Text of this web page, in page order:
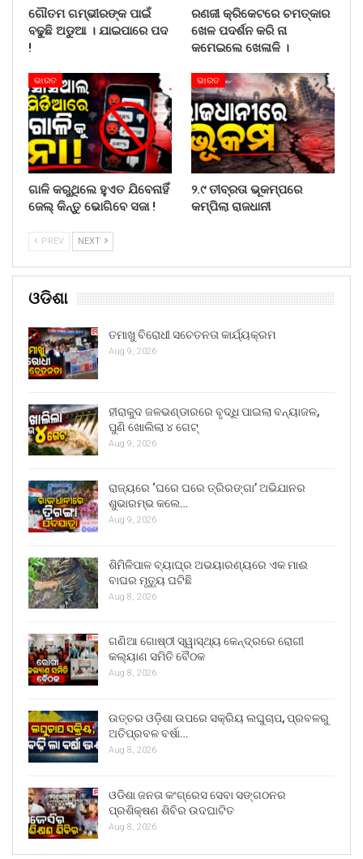
ଗୌତମ ଗମ୍ଭୀରଙ୍କ ପାଇଁ
ବଢୁଛି ଅଡୁଆ । ଯାଇପାରେ ପଦ
!
ରଣଜୀ କ୍ରିକେଟରେ ଚମତ୍କାର
ଖେଳ ପଦର୍ଶନ କରି ନା
କମେଇଲେ ଖେଳାଳି ।
ଭାରତ
ଗାଳି କରୁଥିଲେ ହୁଏତ ଯିବେନାହିଁ
ଜେଲ୍ କିନ୍ତୁ ଭୋଗିବେ ସଜା !
ଭାରତ
୨.୯ ତୀବ୍ରତା ଭୂକମ୍ପରେ
କମ୍ପିଲା ରାଜଧାନୀ
PREV NEXT
ଓଡିଶା
ତମାଖୁ ବିରୋଧୀ ସଚେତନତା କାର୍ଯ୍ୟକ୍ରମ
Aug 9, 2026
ହୀରାକୁଦ ଜଳଭଣ୍ଡାରରେ ବୃଦ୍ଧି ପାଇଲା ବନ୍ୟାଜଳ,
ପୁଣି ଖୋଲିଲା ୪ ଗେଟ୍
Aug 9, 2026
ରାଜ୍ୟରେ ‘ଘରେ ଘରେ ତ୍ରିରଙ୍ଗା’ ଅଭିଯାନର
ଶୁଭାରମ୍ଭ କଲେ…
Aug 9, 2026
ଶିମିଳିପାଳ ବ୍ୟାଘ୍ର ଅଭୟାରଣ୍ୟରେ ଏକ ମାଈ
ବାଘର ମୃତ୍ୟୁ ଘଟିଛି
Aug 8, 2026
ଗଣିଆ ଗୋଷ୍ଠୀ ସ୍ୱାସ୍ଥ୍ୟ କେନ୍ଦ୍ରରେ ରୋଗୀ
କଲ୍ୟାଣ ସମିତି ବୈଠକ
Aug 8, 2026
ଉତ୍ତର ଓଡ଼ିଶା ଉପରେ ସକ୍ରିୟ ଲଘୁଚାପ, ପ୍ରବଳରୁ
ଅତିପ୍ରବଳ ବର୍ଷା…
Aug 8, 2026
ଓଡିଶା ଜନତା କଂଗ୍ରେସ ସେବା ସଙ୍ଗଠନର
ପ୍ରଶିକ୍ଷଣ ଶିବିର ଉଦଘାଟିତ
Aug 8, 2026